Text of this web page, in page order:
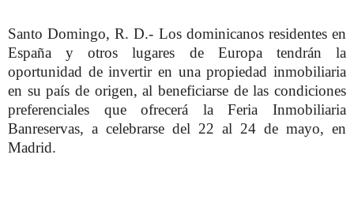
Santo Domingo, R. D.- Los dominicanos residentes en
España y otros lugares de Europa tendrán la
oportunidad de invertir en una propiedad inmobiliaria
en su país de origen, al beneficiarse de las condiciones
preferenciales que ofrecerá la Feria Inmobiliaria
Banreservas, a celebrarse del 22 al 24 de mayo, en
Madrid.